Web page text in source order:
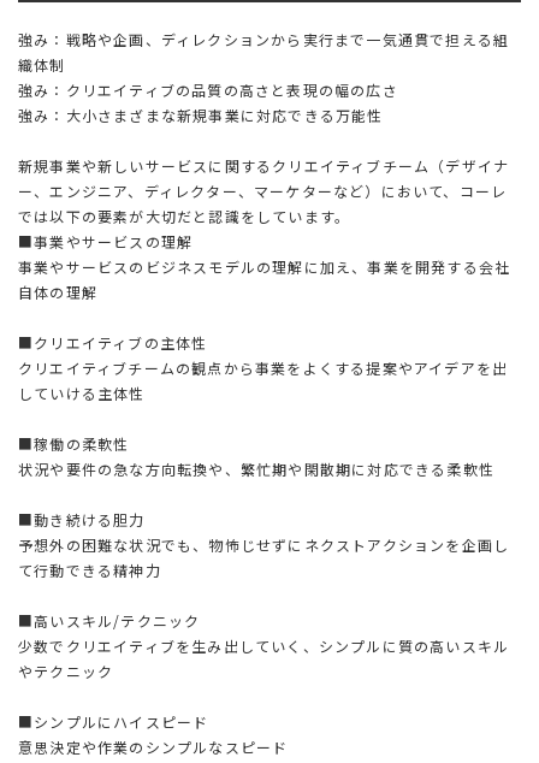
強み：戦略や企画、ディレクションから実行まで一気通貫で担える組
織体制
強み：クリエイティブの品質の高さと表現の幅の広さ
強み：大小さまざまな新規事業に対応できる万能性
新規事業や新しいサービスに関するクリエイティブチーム（デザイナ
ー、エンジニア、ディレクター、マーケターなど）において、コーレ
では以下の要素が大切だと認識をしています。
■事業やサービスの理解
事業やサービスのビジネスモデルの理解に加え、事業を開発する会社
自体の理解
■クリエイティブの主体性
クリエイティブチームの観点から事業をよくする提案やアイデアを出
していける主体性
■稼働の柔軟性
状況や要件の急な方向転換や、繁忙期や閑散期に対応できる柔軟性
■動き続ける胆力
予想外の困難な状況でも、物怖じせずにネクストアクションを企画し
て行動できる精神力
■高いスキル/テクニック
少数でクリエイティブを生み出していく、シンプルに質の高いスキル
やテクニック
■シンプルにハイスピード
意思決定や作業のシンプルなスピード